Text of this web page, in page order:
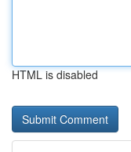
HTML is disabled